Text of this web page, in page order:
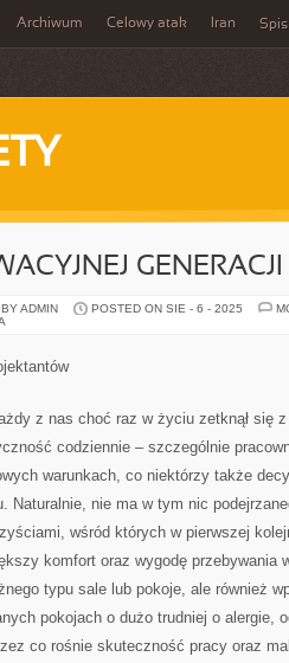
Archiwum Celowy atak Iran Spis
ADMIN POSTED ON SIE - 6 - 2025
z nas choć raz w życiu zetknął się
codziennie – szczególnie
warunkach, co niektórzy także
Naturalnie, nie ma w tym nic
wśród których w pierwszej
komfort oraz wygodę przebywania
typu sale lub pokoje, ale również
pokojach o dużo trudniej o alergie,
co rośnie skuteczność pracy oraz